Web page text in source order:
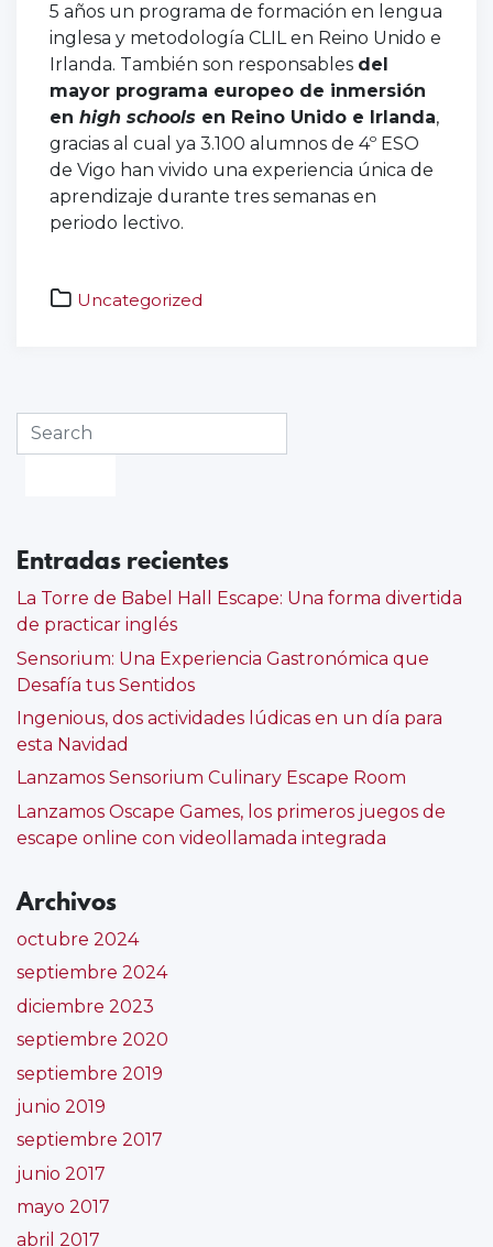
5 años un programa de formación en lengua
inglesa y metodología CLIL en Reino Unido e
Irlanda. También son responsables del
mayor programa europeo de inmersión
en high schools en Reino Unido e Irlanda,
gracias al cual ya 3.100 alumnos de 4º ESO
de Vigo han vivido una experiencia única de
aprendizaje durante tres semanas en
periodo lectivo.
Uncategorized
bilingüismo
inglés
escape
game
room ,
hall
inglés,
juego
de
Entradas recientes
La Torre de Babel Hall Escape: Una forma divertida
de practicar inglés
Sensorium: Una Experiencia Gastronómica que
Desafía tus Sentidos
Ingenious, dos actividades lúdicas en un día para
esta Navidad
Lanzamos Sensorium Culinary Escape Room
Lanzamos Oscape Games, los primeros juegos de
escape online con videollamada integrada
Archivos
octubre 2024
septiembre 2024
diciembre 2023
septiembre 2020
septiembre 2019
junio 2019
septiembre 2017
junio 2017
mayo 2017
abril 2017